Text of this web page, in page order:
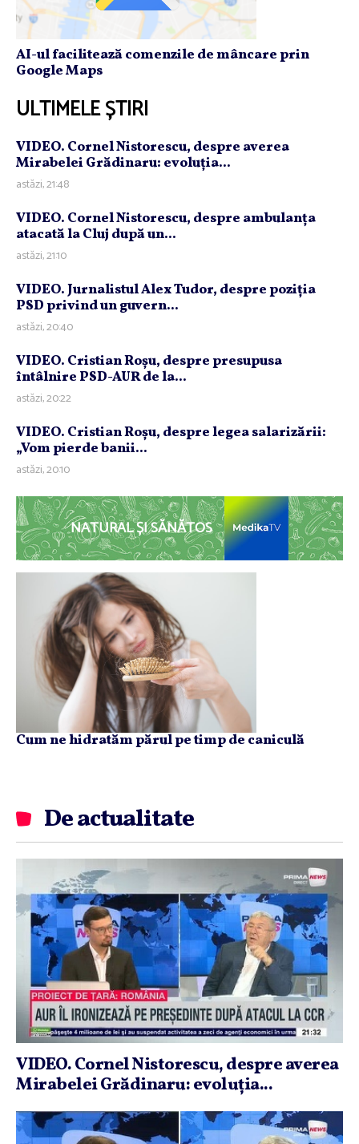
AI-ul facilitează comenzile de mâncare prin
Google Maps
ULTIMELE ȘTIRI
VIDEO. Cornel Nistorescu, despre averea
Mirabelei Grădinaru: evoluţia...
astăzi, 21:48
VIDEO. Cornel Nistorescu, despre ambulanţa
atacată la Cluj după un...
astăzi, 21:10
VIDEO. Jurnalistul Alex Tudor, despre poziţia
PSD privind un guvern...
astăzi, 20:40
VIDEO. Cristian Roşu, despre presupusa
întâlnire PSD-AUR de la...
astăzi, 20:22
VIDEO. Cristian Roşu, despre legea salarizării:
„Vom pierde banii...
astăzi, 20:10
NATURAL ȘI SĂNĂTOS
Cum ne hidratăm părul pe timp de caniculă
De actualitate
VIDEO. Cornel Nistorescu, despre averea
Mirabelei Grădinaru: evoluţia...